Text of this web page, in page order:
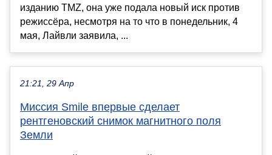
изданию TMZ, она уже подала новый иск против
режиссёра, несмотря на то что в понедельник, 4
мая, Лайвли заявила, ...
21:21, 29 Апр
Миссия Smile впервые сделает
рентгеновский снимок магнитного поля
Земли